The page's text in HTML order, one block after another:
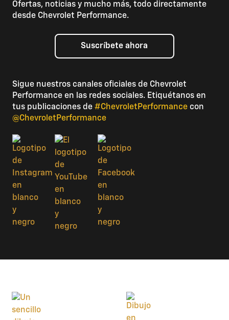
Ofertas, noticias y mucho más, todo directamente
desde Chevrolet Performance.
Suscríbete ahora
Sigue nuestros canales oficiales de Chevrolet
Performance en las redes sociales. Etiquétanos en
tus publicaciones de #ChevroletPerformance con
@ChevroletPerformance